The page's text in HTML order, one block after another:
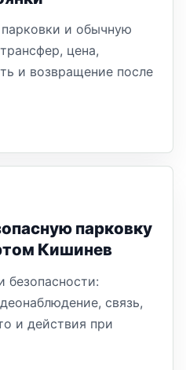
и обычную
цена,
и возвращение после
парковку
Кишинев
безопасности:
связь,
и действия при